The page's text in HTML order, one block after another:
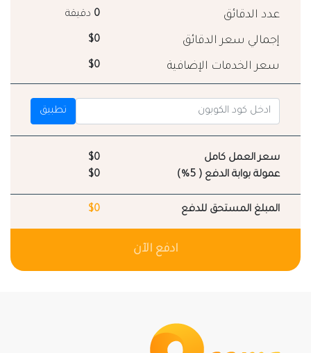
عدد الدقائق 0 دقيقة
إجمالي سعر الدقائق $0
سعر الخدمات الإضافية $0
تطبيق
سعر العمل كامل
$0
عمولة بوابة الدفع ( 5%)
$0
المبلغ المستحق للدفع $0
ادفع الآن